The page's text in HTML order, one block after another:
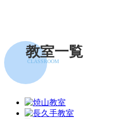
教室一覧
CLASSROOM